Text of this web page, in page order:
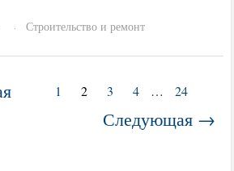
· Строительство и ремонт
1 2 3 4 … 24
Следующая →